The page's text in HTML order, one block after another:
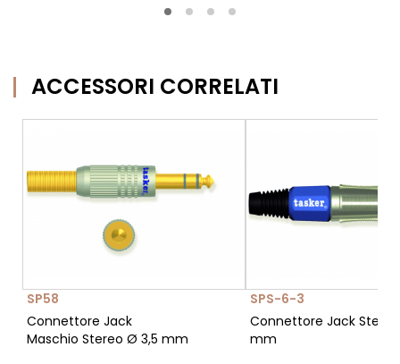
ACCESSORI CORRELATI
SP58
Connettore Jack
Maschio Stereo Ø 3,5 mm
SPS-6-3
Connettore Jack
mm